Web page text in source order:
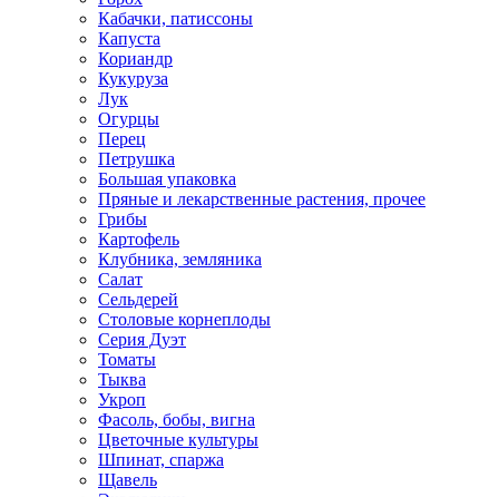
Кабачки, патиссоны
Капуста
Кориандр
Кукуруза
Лук
Огурцы
Перец
Петрушка
Большая упаковка
Пряные и лекарственные растения, прочее
Грибы
Картофель
Клубника, земляника
Салат
Сельдерей
Столовые корнеплоды
Серия Дуэт
Томаты
Тыква
Укроп
Фасоль, бобы, вигна
Цветочные культуры
Шпинат, спаржа
Щавель